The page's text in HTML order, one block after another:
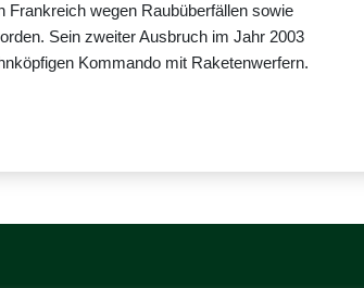
Frankreich wegen Raubüberfällen sowie
Sein zweiter Ausbruch im Jahr 2003
Kommando mit Raketenwerfern.